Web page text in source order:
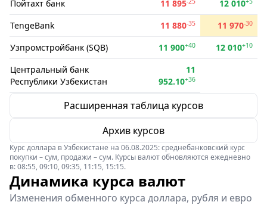
Пойтахт банк 11 895 12 010
TengeBank 11 880-35 11 970-30
Узпромстройбанк (SQB) 11 900+40 12 010+10
Центральный банк
Республики Узбекистан
11
952.10+36
Расширенная таблица курсов
Архив курсов
Курс доллара в Узбекистане на 06.08.2025: среднебанковский курс
покупки – сум, продажи – сум. Курсы валют обновляются ежедневно
в: 08:55, 09:10, 09:35, 11:15, 15:15.
Динамика курса валют
Изменения обменного курса доллара, рубля и евро